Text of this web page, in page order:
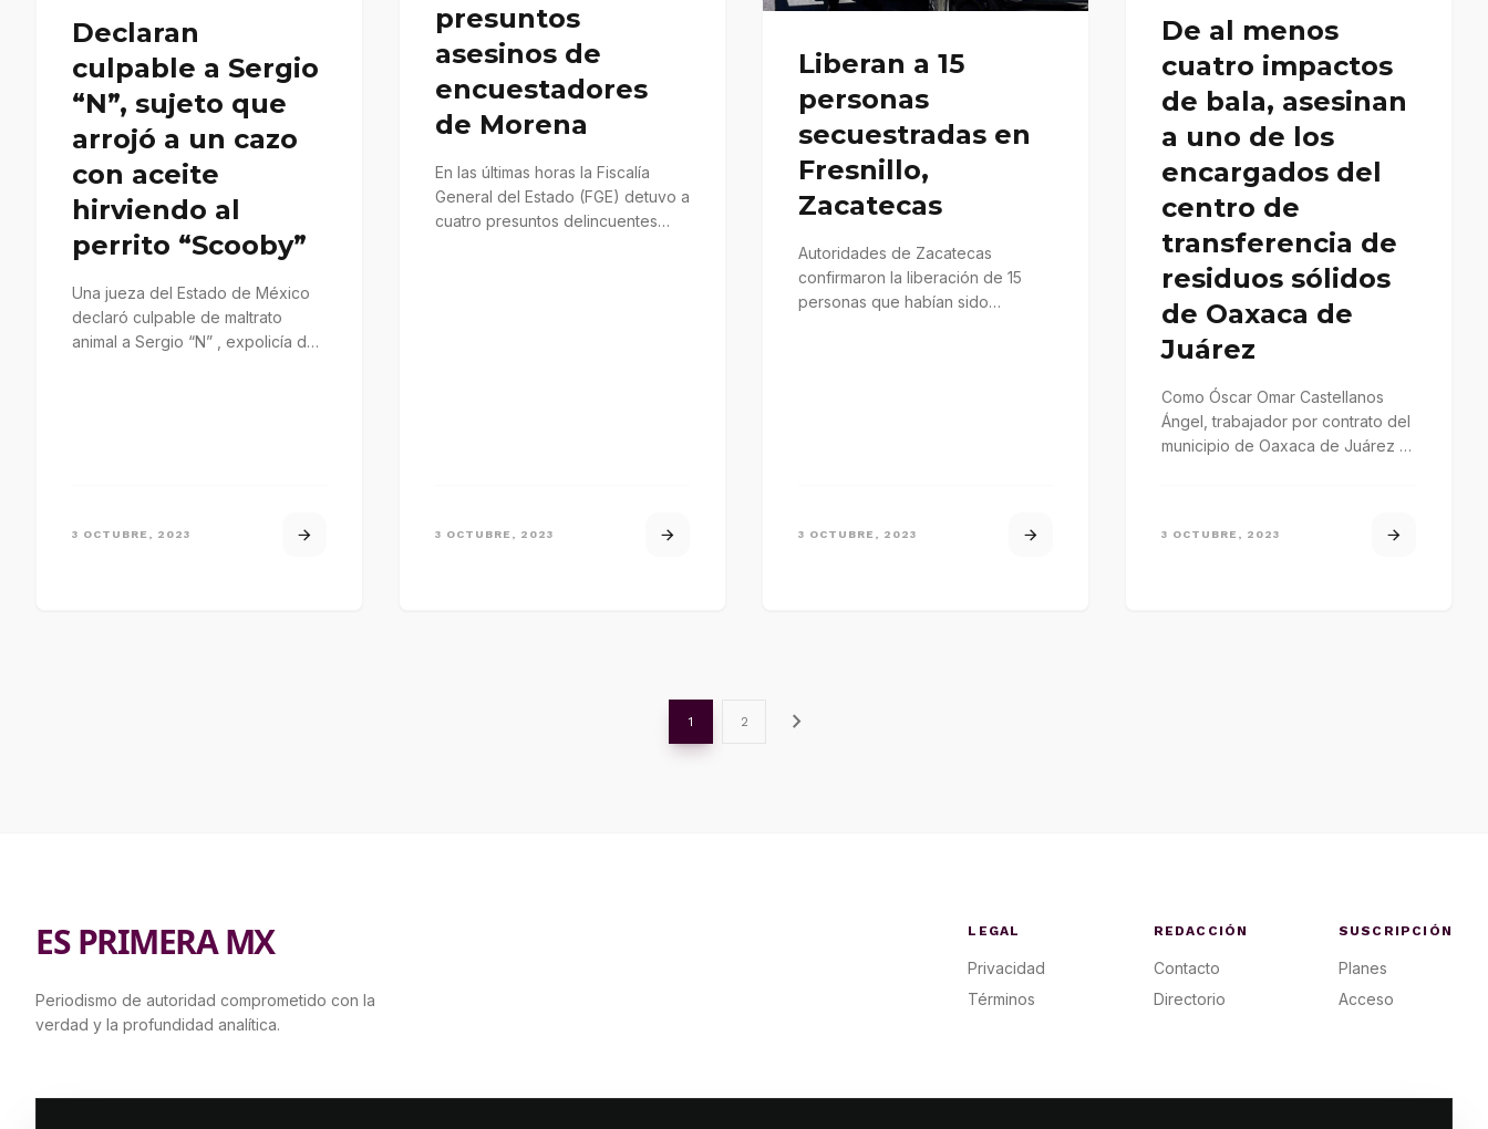
Declaran
culpable a Sergio
“N”, sujeto que
arrojó a un cazo
con aceite
hirviendo al
perrito “Scooby”
Una jueza del Estado de México
declaró culpable de maltrato
animal a Sergio “N” , expolicía de
3 OCTUBRE, 2023
presuntos
asesinos de
encuestadores
de Morena
En las últimas horas la Fiscalía
General del Estado (FGE) detuvo a
cuatro presuntos delincuentes
3 OCTUBRE, 2023
Liberan a 15
personas
secuestradas en
Fresnillo,
Zacatecas
Autoridades de Zacatecas
confirmaron la liberación de 15
personas que habían sido
3 OCTUBRE, 2023
De al menos
cuatro impactos
de bala, asesinan
a uno de los
encargados del
centro de
transferencia de
residuos sólidos
de Oaxaca de
Juárez
Como Óscar Omar Castellanos
Ángel, trabajador por contrato del
municipio de Oaxaca de Juárez y
3 OCTUBRE, 2023
1 2 chevron_right
ES PRIMERA MX
Periodismo de autoridad comprometido con la
verdad y la profundidad analítica.
LEGAL
Privacidad
Términos
REDACCIÓN
Contacto
Directorio
SUSCRIPCIÓN
Planes
Acceso